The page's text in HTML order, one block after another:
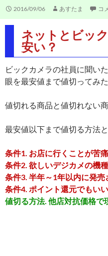
2016/09/06 あすたま コ
ネットとビッ
安い？
ビックカメラの社員に聞い
眼を最安値まで値切ってみた
値切れる商品と値切れない商
最安値以下まで値切る方法
条件1. お店に行くことが苦
条件2. 欲しいデジカメの機
条件3. 半年～1年以内に発
条件4. ポイント還元でもいい
値切る方法. 他店対抗価格で